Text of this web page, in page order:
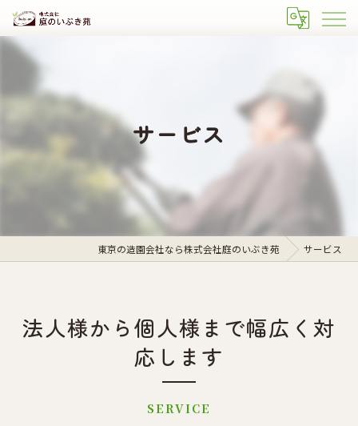
サービス
東京の造園会社なら株式会社庭のいぶき苑 サービス
法人様から個人様まで幅広く対
応します
SERVICE